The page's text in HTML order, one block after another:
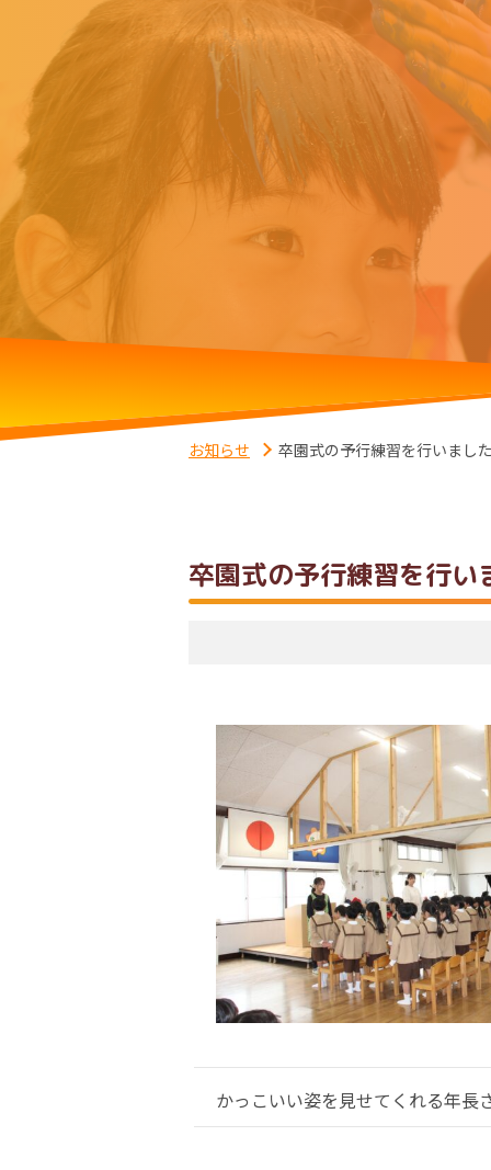
お知らせ 卒園式の予行練習を行いまし
卒園式の予行練習を行い
かっこいい姿を見せてくれる年長